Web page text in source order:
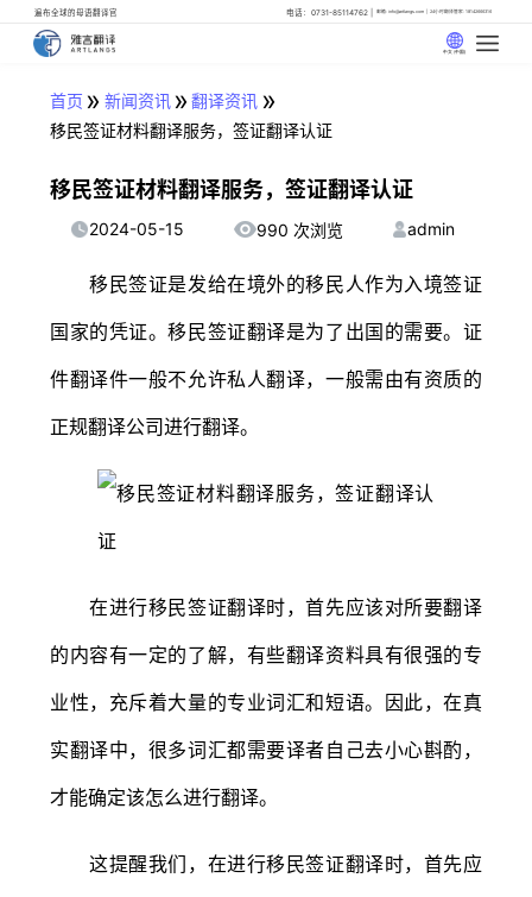
遍布全球的母语翻译官 电话：0731-85114762 邮箱: info@artlangs.com 24小时翻译管家: 18142666316
中文 (中国)
首页 » 新闻资讯» 翻译资讯 »
移民签证材料翻译服务，签证翻译认证
移民签证材料翻译服务，签证翻译认证
2024-05-15 990 次浏览 admin
移民签证是发给在境外的移民人作为入境签证
国家的凭证。移民签证翻译是为了出国的需要。证
件翻译件一般不允许私人翻译，一般需由有资质的
正规翻译公司进行翻译。
在进行移民签证翻译时，首先应该对所要翻译
的内容有一定的了解，有些翻译资料具有很强的专
业性，充斥着大量的专业词汇和短语。因此，在真
实翻译中，很多词汇都需要译者自己去小心斟酌，
才能确定该怎么进行翻译。
这提醒我们，在进行移民签证翻译时，首先应